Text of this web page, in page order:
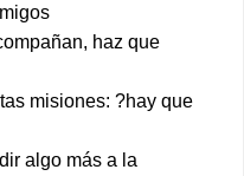
haz que
misiones: ?hay que
algo más a la